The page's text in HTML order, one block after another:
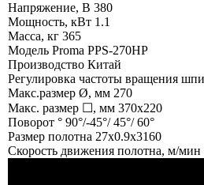
Напряжение, В 380
Мощность, кВт 1.1
Масса, кг 365
Модель Proma PPS-270HP
Производство Китай
Регулировка частоты вращения
Макс.размер Ø, мм 270
Макс. размер ☐, мм 370х220
Поворот ° 90°/-45°/ 45°/ 60°
Размер полотна 27x0.9x3160
Скорость движения полотна, м/мин